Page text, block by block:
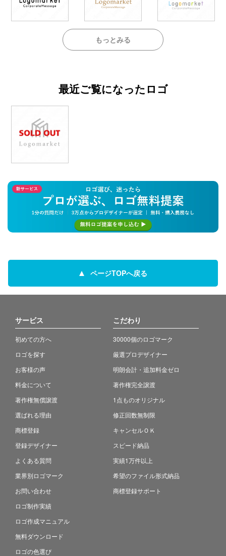
もっとみる
最近ご覧になったロゴ
ページTOPへ戻る
サービス
初めての方へ
ロゴを探す
お客様の声
料金について
著作権無償譲渡
選ばれる理由
商標登録
登録デザイナー
よくある質問
業界別ロゴマーク
お問い合わせ
ロゴ制作実績
ロゴ作成マニュアル
無料ダウンロード
ロゴの色選び
こだわり
30000個のロゴマーク
厳選プロデザイナー
明朗会計・追加料金ゼロ
著作権完全譲渡
1点ものオリジナル
修正回数無制限
キャンセルＯＫ
スピード納品
実績1万件以上
希望のファイル形式納品
商標登録サポート